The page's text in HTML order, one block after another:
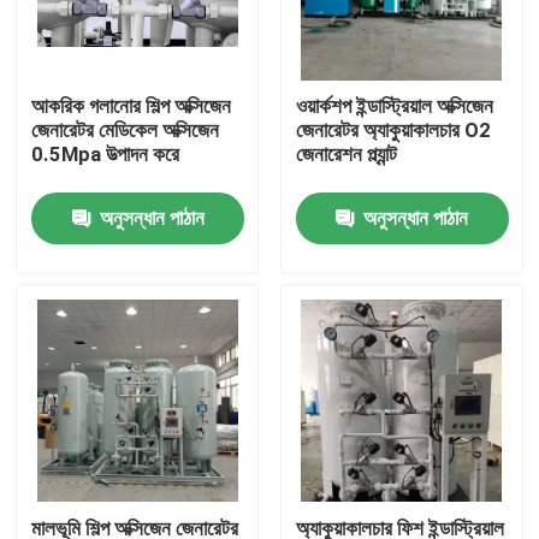
কারখানা ভ্রমণ
মান নিয়ন্ত্রণ
আমাদের সাথে যোগাযোগ করুন
উদ্ধৃতির জন্য আবেদন
N2 নাইট্রোজেন জেনারেটর
পিএসএ নাইট্রোজেন জেনারেটর
আকরিক গলানোর শিল্প অক্সিজেন
জেনারেটর মেডিকেল অক্সিজেন
0.5Mpa উত্পাদন করে
অনুসন্ধান পাঠান
ওয়ার্কশপ ইন্ডাস্ট্রিয়াল অক্সিজেন
জেনারেটর অ্যাকুয়াকালচার O2
জেনারেশন প্ল্যান্ট
অনুসন্ধান পাঠান
মালভূমি শিল্প অক্সিজেন জেনারেটর অ্যাকুয়াকালচার ফিশ ইন্ডাস্ট্রিয়াল